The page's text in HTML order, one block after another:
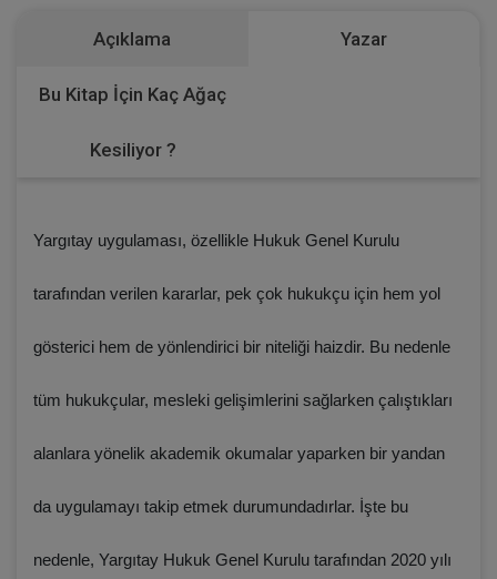
Açıklama Yazar
Bu Kitap İçin Kaç Ağaç
Kesiliyor ?
Yargıtay uygulaması, özellikle Hukuk Genel Kurulu
tarafından verilen kararlar, pek çok hukukçu için hem yol
gösterici hem de yönlendirici bir niteliği haizdir. Bu nedenle
tüm hukukçular, mesleki gelişimlerini sağlarken çalıştıkları
alanlara yönelik akademik okumalar yaparken bir yandan
da uygulamayı takip etmek durumundadırlar. İşte bu
nedenle, Yargıtay Hukuk Genel Kurulu tarafından 2020 yılı